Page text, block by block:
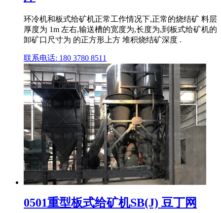
环冷机和板式给矿机正常工作情况下,正常的烧结矿 料层
厚度为 1m 左右,输送槽的宽度为,长度为,到板式给矿机的
卸矿口尺寸为 的正方形上方 堆积烧结矿深度 .
联系电话: 180 3780 8511
0501重型板式给矿机SB(J) 豆丁网